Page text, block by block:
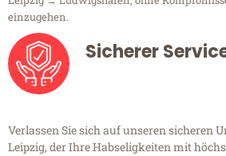
einzugehen.
Sicherer
Verlassen Sie sich auf unseren sicheren
Leipzig, der Ihre Habseligkeiten mit